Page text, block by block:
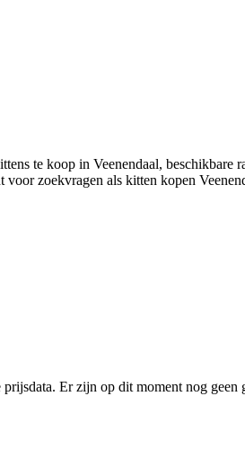
te koop in Veenendaal,
zoekvragen als kitten kopen
Er zijn op dit moment nog